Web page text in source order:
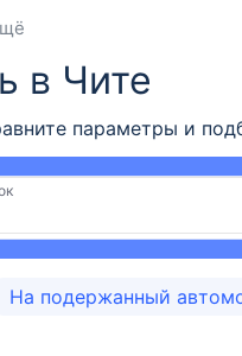
в Чите
параметры и
На подержанный